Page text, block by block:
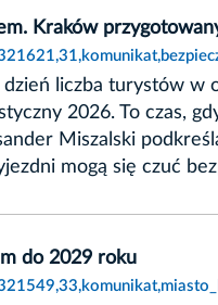
Kraków
liczba turystów w
2026. To czas,
Miszalski
mogą się czuć
do 2029 roku